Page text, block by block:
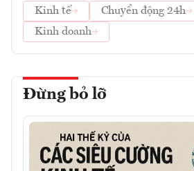
Kinh tế
Chuyển động 24h
Kinh doanh
Đừng bỏ lỡ